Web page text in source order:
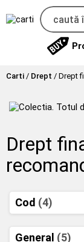
Carti / Drept / Drept
Drept
Cod (4)
General (5)